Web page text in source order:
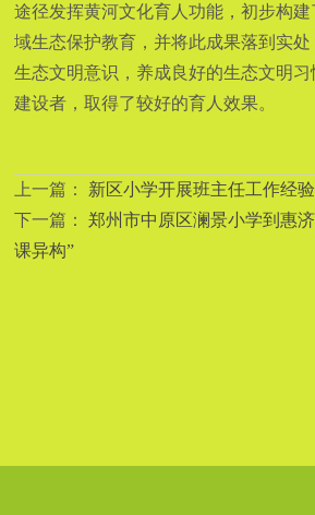
途径发挥黄河文化育人功能，初步构
域生态保护教育，并将此成果落到实
生态文明意识，养成良好的生态文明
建设者，取得了较好的育人效果。
上一篇：
新区小学开展班主任工作经
下一篇：
郑州市中原区澜景小学到惠
课异构”